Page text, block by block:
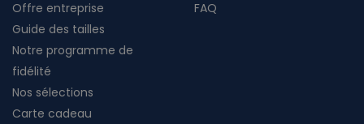
Offre entreprise
FAQ
Guide des tailles
Notre programme de
fidélité
Nos sélections
Carte cadeau